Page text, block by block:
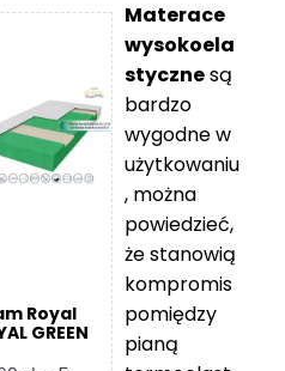
Royal
GREEN
Materace
wysokoela
stycznesą
bardzo
wygodne w
użytkowaniu
, można
powiedzieć,
że stanowią
kompromis
pomiędzy
pianą